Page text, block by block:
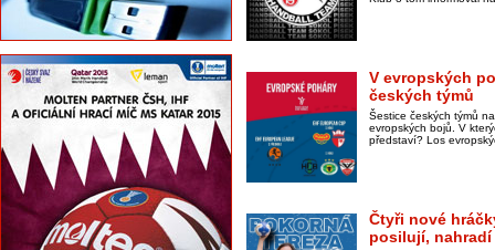
V evropských
českých týmů
Šestice českých týmů
evropských bojů. V
představí? Los
Čtyři nové
posilují,